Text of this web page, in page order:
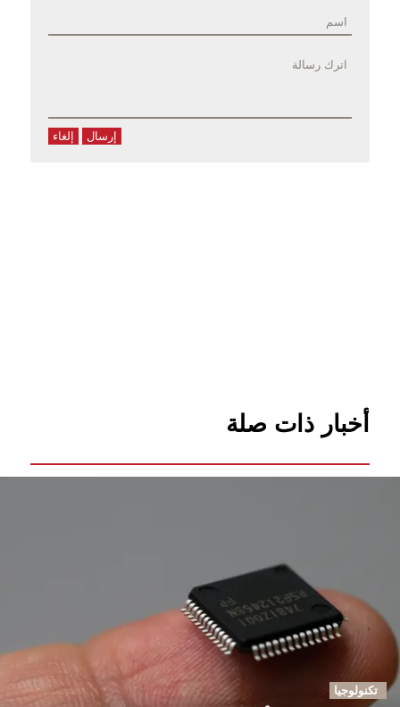
إرسال إلغاء
أخبار ذات صلة
تكنولوجيا